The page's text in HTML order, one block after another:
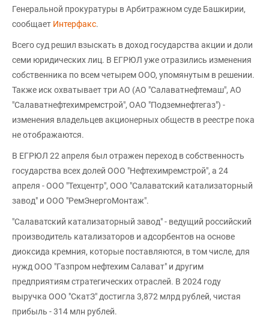
Генеральной прокуратуры в Арбитражном суде Башкирии,
сообщает Интерфакс.
Всего суд решил взыскать в доход государства акции и доли
семи юридических лиц. В ЕГРЮЛ уже отразились изменения
собственника по всем четырем ООО, упомянутым в решении.
Также иск охватывает три АО (АО "Салаватнефтемаш", АО
"Салаватнефтехимремстрой", ОАО "Подземнефтегаз") -
изменения владельцев акционерных обществ в реестре пока
не отображаются.
В ЕГРЮЛ 22 апреля был отражен переход в собственность
государства всех долей ООО "Нефтехимремстрой", а 24
апреля - ООО "Техцентр", ООО "Салаватский катализаторный
завод" и ООО "РемЭнергоМонтаж".
"Салаватский катализаторный завод" - ведущий российский
производитель катализаторов и адсорбентов на основе
диоксида кремния, которые поставляются, в том числе, для
нужд ООО "Газпром нефтехим Салават" и другим
предприятиям стратегических отраслей. В 2024 году
выручка ООО "СкатЗ" достигла 3,872 млрд рублей, чистая
прибыль - 314 млн рублей.